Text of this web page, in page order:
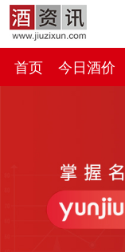
首页 今日酒价